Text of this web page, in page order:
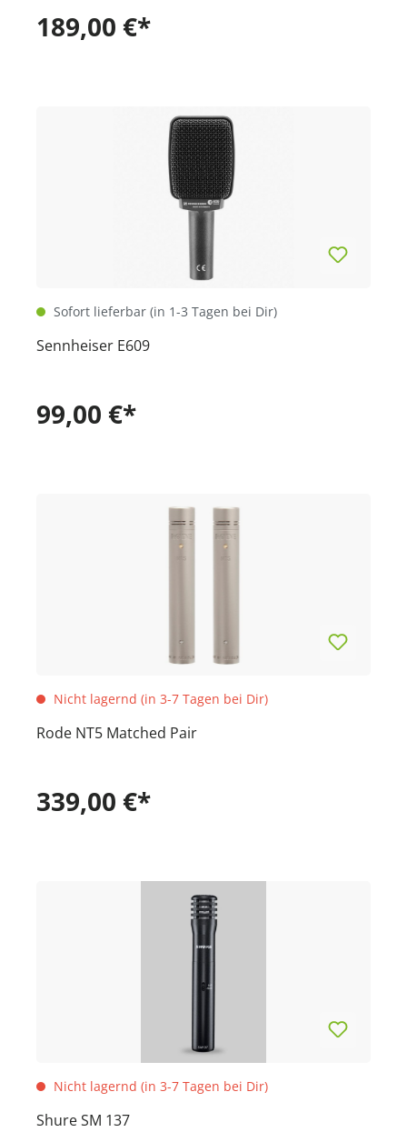
189,00 €*
Sofort lieferbar (in 1-3 Tagen bei Dir)
Sennheiser E609
99,00 €*
Nicht lagernd (in 3-7 Tagen bei Dir)
Rode NT5 Matched Pair
339,00 €*
Nicht lagernd (in 3-7 Tagen bei Dir)
Shure SM 137